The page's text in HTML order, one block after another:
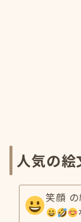
人気の絵
笑顔